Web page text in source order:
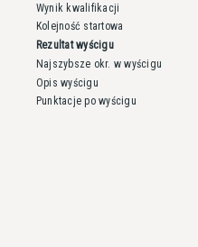
Wynik kwalifikacji
Kolejność startowa
Rezultat wyścigu
Najszybsze okr. w wyścigu
Opis wyścigu
Punktacje po wyścigu